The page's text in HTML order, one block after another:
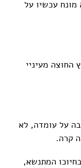
עכשיו על
החוצה מעיניי
על עומדה, לא
קרה.
המתנשא,